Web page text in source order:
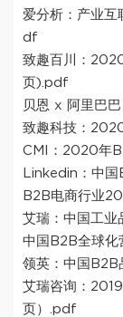
爱分析：产业
df
致趣百川：
页).pdf
贝恩 x 阿里巴
致趣科技：
CMI：2020年
Linkedin：中
B2B电商行业
艾瑞：中国工
中国B2B全球
领英：中国B2B
艾瑞咨询：
页）.pdf